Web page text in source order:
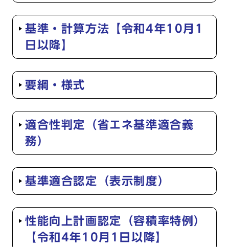
基準・計算方法【令和4年10月1
日以降】
要綱・様式
適合性判定（省エネ基準適合義
務）
基準適合認定（表示制度）
性能向上計画認定（容積率特例）
【令和4年10月1日以降】